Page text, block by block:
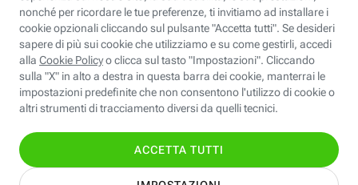
STEP FuturAbility District
Insieme, siamo futuro
© Fastweb SpA 2026 - P.IVA 12878470157